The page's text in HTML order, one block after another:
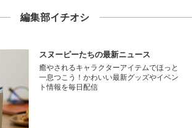
編集部イチオシ
スヌーピーたちの最新ニュース
癒やされるキャラクターアイテムでほっと
一息つこう！かわいい最新グッズやイベン
ト情報を毎日配信